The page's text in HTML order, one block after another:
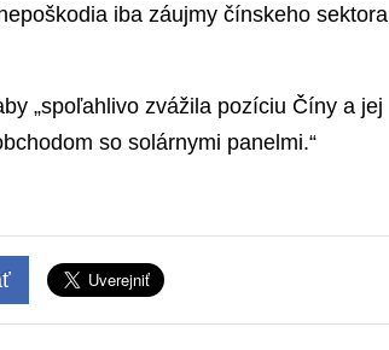
iba záujmy čínskeho sektora
„spoľahlivo zvážila pozíciu Číny a jej
so solárnymi panelmi.“